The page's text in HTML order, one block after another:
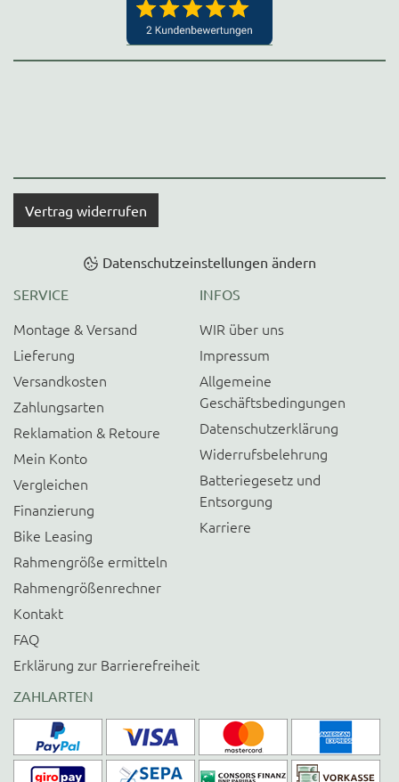
Vertrag widerrufen
Datenschutzeinstellungen ändern
SERVICE
Montage & Versand
Lieferung
Versandkosten
Zahlungsarten
Reklamation & Retoure
Mein Konto
Vergleichen
Finanzierung
Bike Leasing
Rahmengröße ermitteln
Rahmengrößenrechner
Kontakt
FAQ
Erklärung zur Barrierefreiheit
INFOS
WIR über uns
Impressum
Allgemeine
Geschäftsbedingungen
Datenschutzerklärung
Widerrufsbelehrung
Batteriegesetz und
Entsorgung
Karriere
ZAHLARTEN